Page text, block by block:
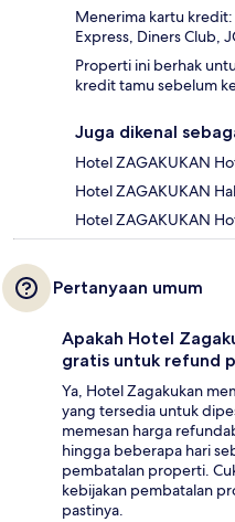
Menerima kartu
Express, Diners Club,
Properti ini berhak
kredit tamu sebelum
Juga dikenal
Hotel ZAGAKUKAN
Hotel ZAGAKUKAN
Hotel ZAGAKUKAN
Pertanyaan umum
Apakah Hotel
gratis untuk refund
Ya, Hotel Zagakukan
yang tersedia untuk
memesan harga
hingga beberapa hari
pembatalan properti.
kebijakan pembatalan
pastinya.